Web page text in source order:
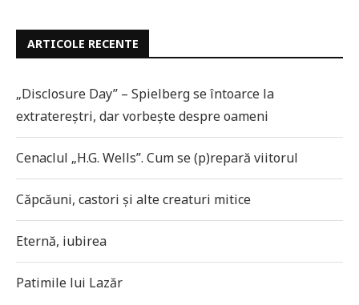
ARTICOLE RECENTE
„Disclosure Day” – Spielberg se întoarce la
extratereștri, dar vorbește despre oameni
Cenaclul „H.G. Wells”. Cum se (p)repară viitorul
Căpcăuni, castori și alte creaturi mitice
Eternă, iubirea
Patimile lui Lazăr